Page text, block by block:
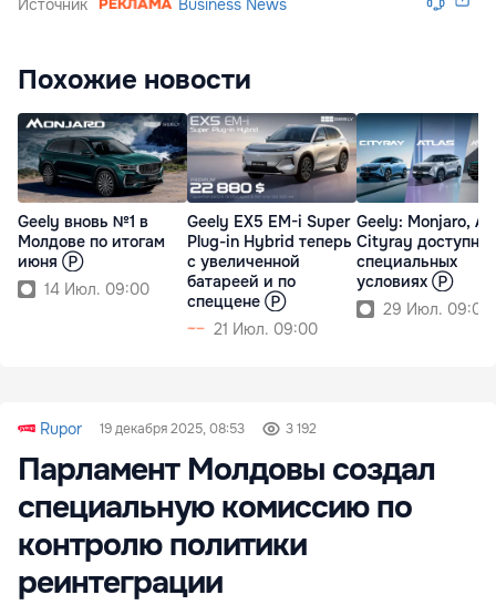
Источник Business News
Похожие новости
Geely вновь №1 в
Молдове по итогам
июня Ⓟ
14 Июл. 09:00
Geely EX5 EM-i Super
Plug-in Hybrid теперь
с увеличенной
батареей и по
спеццене Ⓟ
21 Июл. 09:00
Geely: Monjaro,
Cityray доступны
специальных
условиях Ⓟ
29 Июл. 09:00
Rupor 19 декабря 2025, 08:53 3 192
Парламент Молдовы создал
специальную комиссию по
контролю политики
реинтеграции